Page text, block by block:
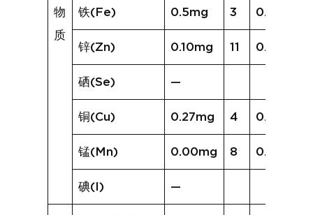
物
质
铁(Fe) 0.5mg 3 0.3mg
锌(Zn) 0.10mg 11 0.23mg
硒(Se) —
铜(Cu) 0.27mg 4 0.14mg
锰(Mn) 0.00mg 8 0.03mg
碘(I) —